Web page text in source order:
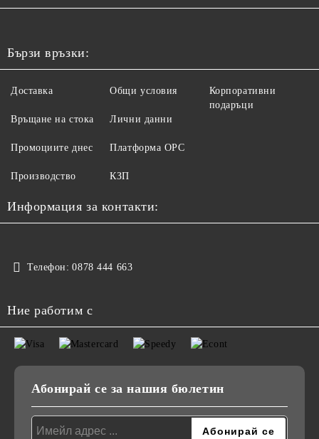
Бързи връзки:
Доставка
Връщане на стока
Промоциите днес
Производство
Общи условия
Лични данни
Платформа ОРС
КЗП
Корпоративни
подаръци
Информация за контакти:
Телефон: 0878 444 663
Ние работим с
Абонирай се за нашия бюлетин